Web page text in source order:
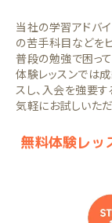
当社の学習アドバ
の苦手科目などを
普段の勉強で困っ
体験レッスンでは
スし、入会を強要す
気軽にお試しいただ
無料体験レ